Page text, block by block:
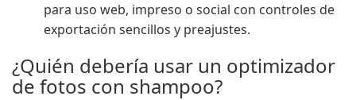
para uso web, impreso o social con controles de
exportación sencillos y preajustes.
¿Quién debería usar un optimizador
de fotos con shampoo?